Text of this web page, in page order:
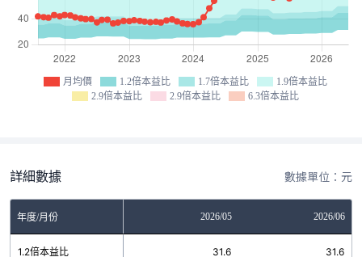
月均價 1.2倍本益比 1.7倍本益比
1.9倍本益比
2.9倍本益比
2.9倍本益比 6.3倍本益比
詳細數據 數據單位：元
年度/月份 2026/05 2026/06
1.2倍本益比 31.6 31.6